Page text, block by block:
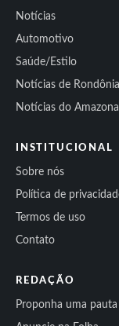
Notícias
Automotivo
Saúde/Estilo
Notícias de Rondônia
Notícias do
INSTITUCIONAL
Sobre nós
Política de
Termos de uso
Contato
REDAÇÃO
Proponha uma pauta